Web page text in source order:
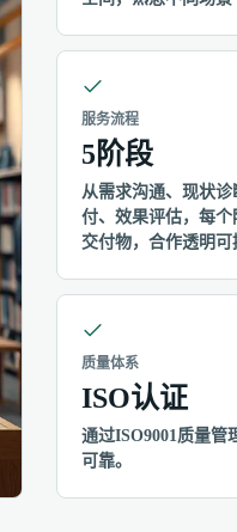
服务流程
5阶段
从需求沟通、现状
付、效果评估，每
交付物，合作透明可
质量体系
ISO认证
通过ISO9001质量管
可靠。